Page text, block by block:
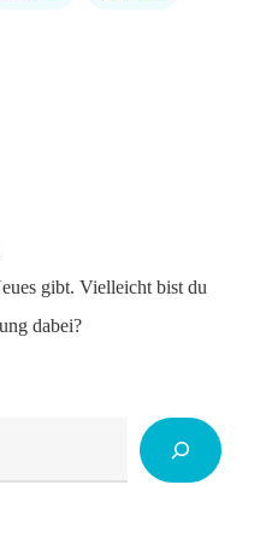
gibt. Vielleicht bist du
dabei?